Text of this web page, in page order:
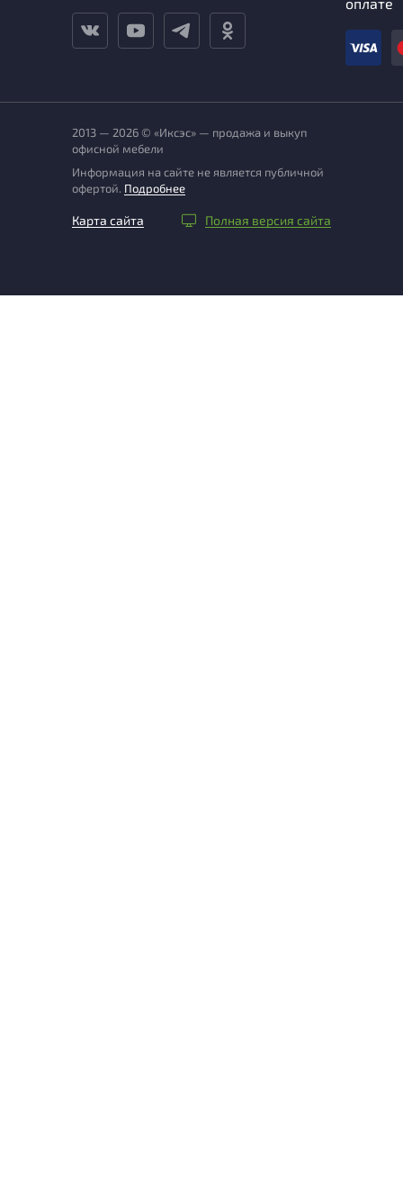
2013 — 2026 © «Иксэс» — продажа и выкуп
офисной мебели
Информация на сайте не является публичной
офертой. Подробнее
Карта сайта Полная версия сайта